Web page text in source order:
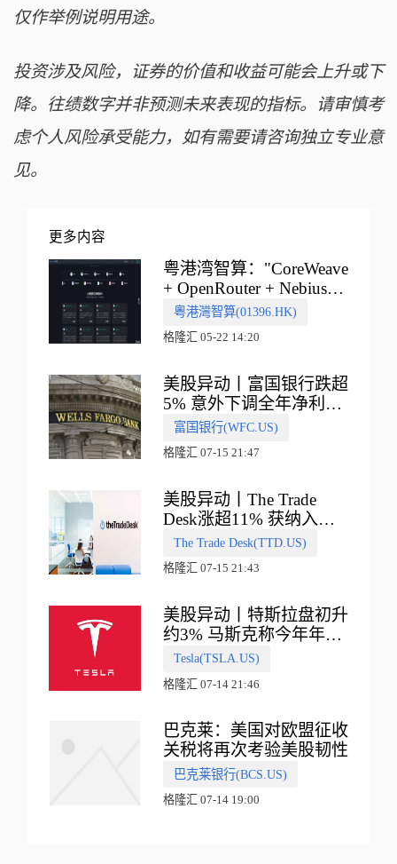
仅作举例说明用途。
投资涉及风险，证券的价值和收益可能会上升或下
降。往绩数字并非预测未来表现的指标。请审慎考
虑个人风险承受能力，如有需要请咨询独立专业意
见。
更多内容
粤港湾智算："CoreWeave
+ OpenRouter + Nebius"
多向融合的中国智算新范
式
粵港灣智算(01396.HK)
格隆汇 05-22 14:20
美股异动丨富国银行跌超
5% 意外下调全年净利息
收入指引
富国银行(WFC.US)
格隆汇 07-15 21:47
美股异动丨The Trade
Desk涨超11% 获纳入标
普500指数
The Trade Desk(TTD.US)
格隆汇 07-15 21:43
美股异动丨特斯拉盘初升
约3% 马斯克称今年年底
会有‘史诗级震撼’的演示
Tesla(TSLA.US)
格隆汇 07-14 21:46
巴克莱：美国对欧盟征收
关税将再次考验美股韧性
巴克莱银行(BCS.US)
格隆汇 07-14 19:00